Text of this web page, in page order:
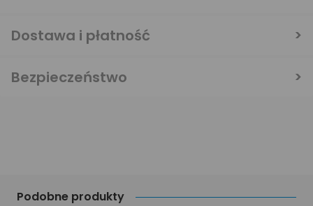
Podobne produkty
Dostawa i płatność
Bezpieczeństwo